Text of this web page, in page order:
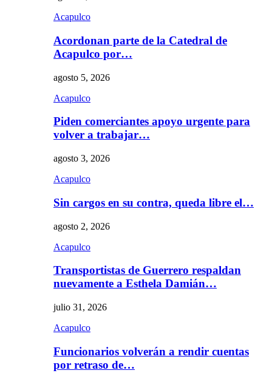
Acapulco
Acordonan parte de la Catedral de
Acapulco por…
agosto 5, 2026
Acapulco
Piden comerciantes apoyo urgente para
volver a trabajar…
agosto 3, 2026
Acapulco
Sin cargos en su contra, queda libre el…
agosto 2, 2026
Acapulco
Transportistas de Guerrero respaldan
nuevamente a Esthela Damián…
julio 31, 2026
Acapulco
Funcionarios volverán a rendir cuentas
por retraso de…